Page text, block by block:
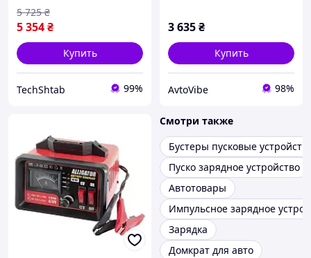
5 354₴
5 725 ₴
Купить
TechShtab 99%
3 635₴
Купить
AvtoVibe 98%
Смотри также
Бустеры пусковые
Пуско зарядное устройство
Автотовары
Импульсное зарядное
Зарядка
Домкрат для авто